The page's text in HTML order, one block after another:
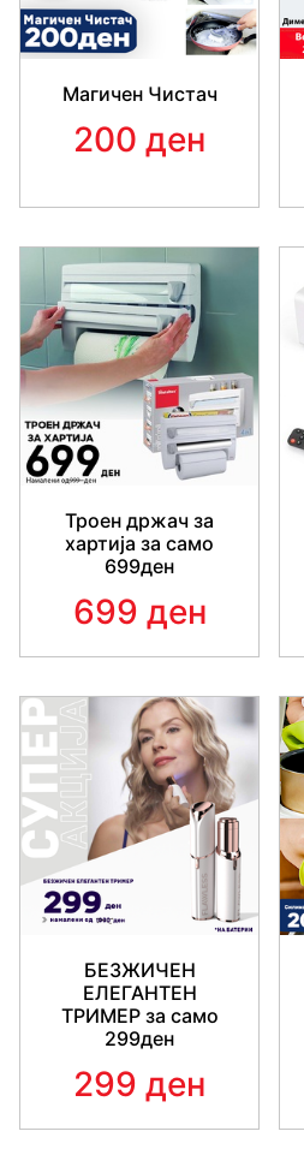
Магичен Чистач
200 ден
Троен држач за
хартија за само
699ден
699 ден
БЕЗЖИЧЕН
ЕЛЕГАНТЕН
ТРИМЕР за само
299ден
299 ден